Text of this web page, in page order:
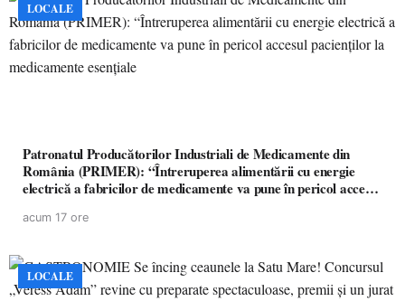
LOCALE
Patronatul Producătorilor Industriali de Medicamente din
România (PRIMER): “Întreruperea alimentării cu energie
electrică a fabricilor de medicamente va pune în pericol accesul
acum 17 ore
LOCALE